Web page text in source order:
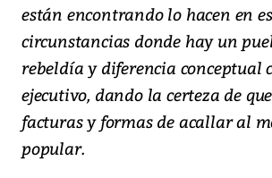
están encontrando lo hacen en
circunstancias donde hay un
rebeldía y diferencia conceptual
ejecutivo, dando la certeza de
facturas y formas de acallar al
popular.